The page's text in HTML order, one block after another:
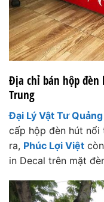
Địa chỉ bán hộp
Trung
Đại Lý Vật Tư
cấp hộp đèn hút nổi
ra, Phúc Lợi Việt
in Decal trên mặt